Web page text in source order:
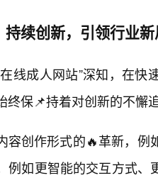
持续创新，引领行业
线成人网站”深知，在
终保📌持着对创新的不懈
容创作形式的🔥革新，
例如更智能的交互方式